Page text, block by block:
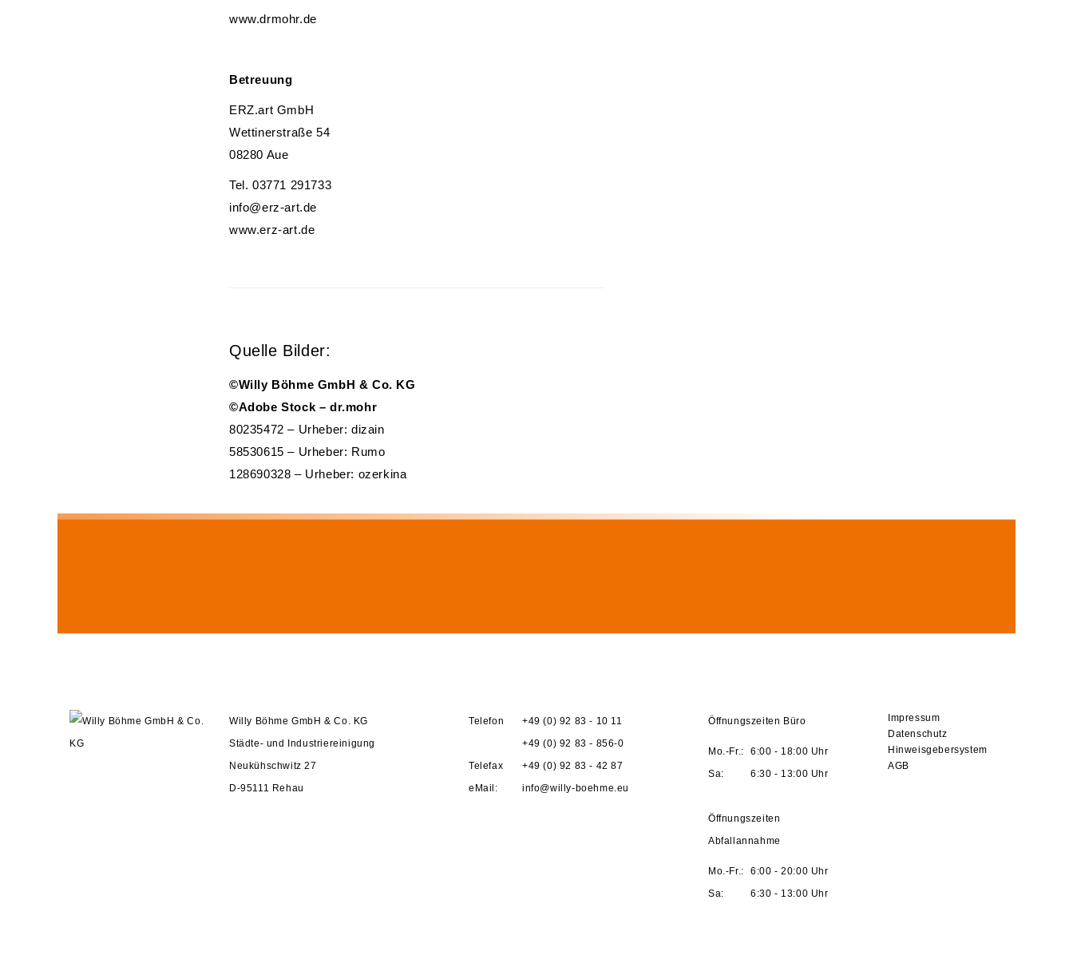
www.drmohr.de
Betreuung
ERZ.art GmbH
Wettinerstraße 54
08280 Aue
Tel. 03771 291733
info@erz-art.de
www.erz-art.de
Quelle Bilder:
©Willy Böhme GmbH & Co. KG
©Adobe Stock – dr.mohr
80235472 – Urheber: dizain
58530615 – Urheber: Rumo
128690328 – Urheber: ozerkina
Willy Böhme GmbH & Co. KG
Städte- und Industriereinigung
Neukühschwitz 27
D-95111 Rehau
Telefon
+49 (0) 92 83 - 10 11
+49 (0) 92 83 - 856-0
Telefax
+49 (0) 92 83 - 42 87
eMail:
info@willy-boehme.eu
Öffnungszeiten Büro
Mo.-Fr.:
6:00 - 18:00 Uhr
Sa:
6:30 - 13:00 Uhr
Öffnungszeiten
Abfallannahme
Mo.-Fr.:
6:00 - 20:00 Uhr
Sa:
6:30 - 13:00 Uhr
Impressum
Datenschutz
Hinweisgebersystem
AGB